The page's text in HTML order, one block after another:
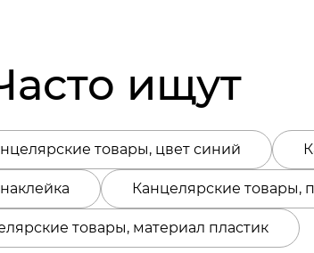
ищут
товары, цвет синий
Канцелярские товары,
товары, материал пластик